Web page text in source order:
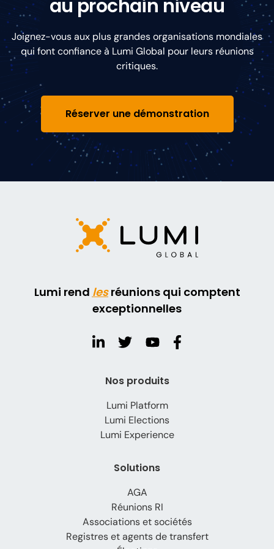
au prochain niveau
Joignez-vous aux plus grandes organisations mondiales
qui font confiance à Lumi Global pour leurs réunions
critiques.
Réserver une démonstration
Lumi rend lesréunions qui comptent
exceptionnelles
Nos produits
Lumi Platform
Lumi Elections
Lumi Experience
Solutions
AGA
Réunions RI
Associations et sociétés
Registres et agents de transfert